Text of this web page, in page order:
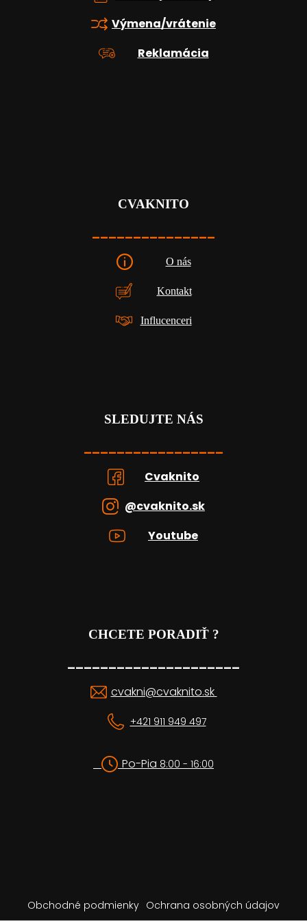
Výmena/vrátenie
Reklamácia
CVAKNITO
_______________
O nás
Kontakt
Influcenceri
SLEDUJTE NÁS
_________________
Cvaknito
@cvaknito.sk
Youtube
CHCETE PORADIŤ ?
_____________________
cvakni@cvaknito.sk
+421 911 949 497
Po-Pia 8:00 - 16:00
Obchodné podmienky Ochrana osobných údajov